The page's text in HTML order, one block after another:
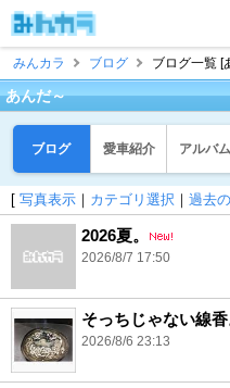
みんカラ
ブログ ブログ一覧 [
あんだ～
ブログ 愛車紹介 アルバム
[ 写真表示 ｜ カテゴリ選択 ｜ 過去
2026夏。
2026/8/7 17:50
そっちじゃない線香
2026/8/6 23:13